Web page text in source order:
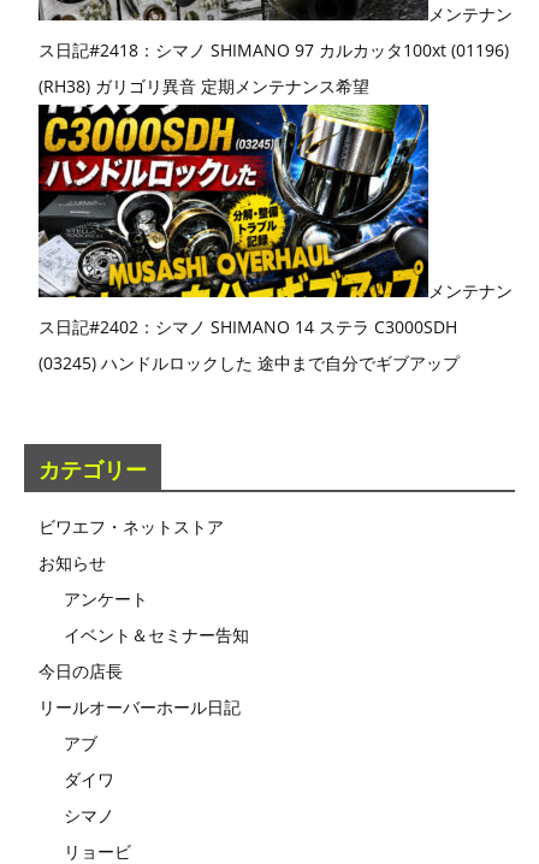
メンテナン
ス日記#2418：シマノ SHIMANO 97 カルカッタ100xt (01196)
(RH38) ガリゴリ異音 定期メンテナンス希望
メンテナン
ス日記#2402：シマノ SHIMANO 14 ステラ C3000SDH
(03245) ハンドルロックした 途中まで自分でギブアップ
カテゴリー
ビワエフ・ネットストア
お知らせ
アンケート
イベント＆セミナー告知
今日の店長
リールオーバーホール日記
アブ
ダイワ
シマノ
リョービ